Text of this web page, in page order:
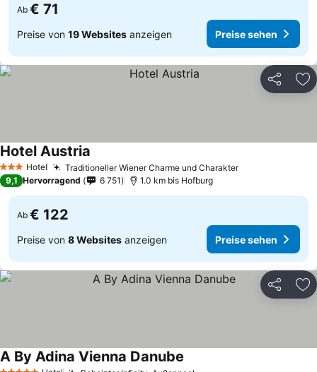
Ab € 71
Preise von 19 Websites anzeigen Preise sehen
Teilen
3 SterneHotel Traditioneller Wiener Charme und CharakterPreise sehen
Hotel Austria
9,1 Hervorragend 6 751 1.0 km bis Hofburg
Ab € 122
Preise von 8 Websites anzeigen Preise sehen
Teilen
A By Adina Vienna Danube